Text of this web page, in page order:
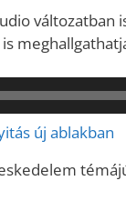
változatban
új ablakban